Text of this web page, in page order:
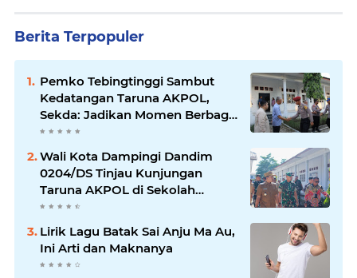
Berita Terpopuler
Pemko Tebingtinggi Sambut
Kedatangan Taruna AKPOL,
Sekda: Jadikan Momen Berbagi
Ilmu
Wali Kota Dampingi Dandim
0204/DS Tinjau Kunjungan
Taruna AKPOL di Sekolah
Rakyat Tebingtinggi
Lirik Lagu Batak Sai Anju Ma Au,
Ini Arti dan Maknanya